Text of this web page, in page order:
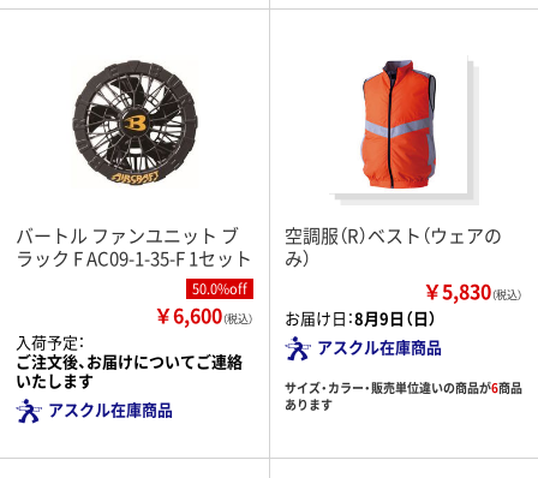
バートル ファンユニット ブ
ラック F AC09-1-35-F 1セット
50.0%off
￥6,600（税込）
入荷予定：
ご注文後、お届けについてご連絡
いたします
アスクル在庫商品
空調服（R）ベスト（ウェアの
み）
￥5,830（税込）
お届け日：8月9日（日）
アスクル在庫商品
サイズ・カラー・販売単位違いの商品が6商品
あります